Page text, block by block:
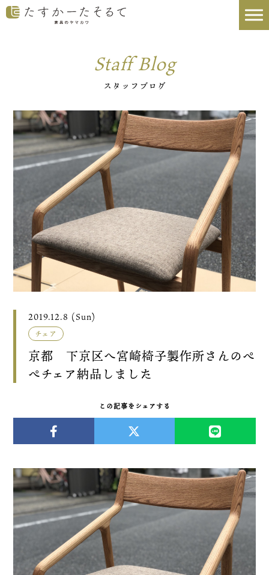
Staff Blog
スタッフブログ
2019.12.8 (Sun)
チェア
京都 下京区へ宮崎椅子製作所さんのぺ
ぺチェア納品しました
この記事をシェアする